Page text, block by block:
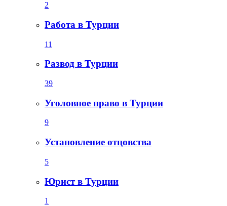
2
Работа в Турции
11
Развод в Турции
39
Уголовное право в Турции
9
Установление отцовства
5
Юрист в Турции
1